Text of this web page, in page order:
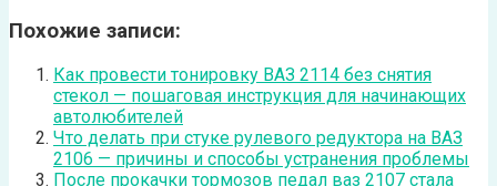
Похожие записи:
Как провести тонировку ВАЗ 2114 без снятия
стекол — пошаговая инструкция для начинающих
автолюбителей
Что делать при стуке рулевого редуктора на ВАЗ
2106 — причины и способы устранения проблемы
После прокачки тормозов педал ваз 2107 стала